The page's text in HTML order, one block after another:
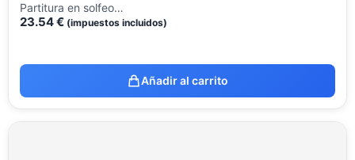
Partitura en solfeo…
23.54€ (impuestos incluidos)
Añadir al carrito